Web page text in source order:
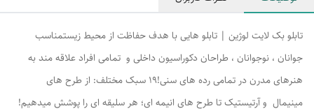
تابلو بک لایت لوژین | تابلو هایی با هدف حفاظت از محیط زیستمناسب
جوانان ، نوجوانان ، طراحان دکوراسیون داخلی و تمامی افراد علاقه مند به
هنرهای مدرن در تمامی رده های سنی!۱۹ سبک مختلف: از طرح های
مینیمال و آرتیستیک تا طرح های انیمه ای؛ هر سلیقه ای را پوشش میدهیم!